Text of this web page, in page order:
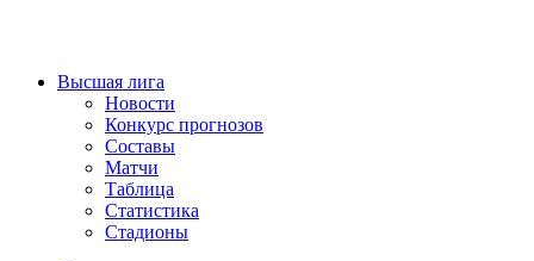
Высшая лига
Новости
Конкурс прогнозов
Составы
Матчи
Таблица
Статистика
Стадионы